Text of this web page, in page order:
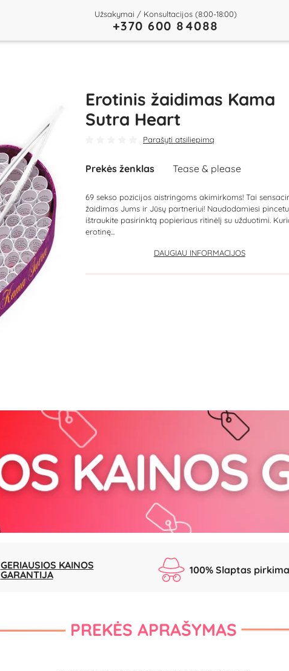
Užsakymai / Konsultacijos (8:00-18:00)
+370 600 84088
Erotinis žaidimas Kama
Sutra Heart
Parašyti atsiliepimą
Prekės ženklas Tease & please
69 sekso pozicijos aistringoms akimirkoms! Tai
žaidimas Jums ir Jūsų partneriui! Naudodamiesi pincetu,
ištraukite pasirinktą popieriaus ritinėlį su užduotimi.
erotinę...
DAUGIAU INFORMACIJOS
GERIAUSIOS KAINOS
GARANTIJA
100% Slaptas
PREKĖS APRAŠYMAS